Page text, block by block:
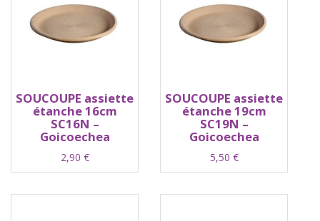
SOUCOUPE assiette
étanche 16cm
SC16N –
Goicoechea
2,90 €
SOUCOUPE assiette
étanche 19cm
SC19N –
Goicoechea
5,50 €